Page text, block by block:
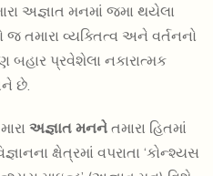
180.00
અજ્ઞાત મનમાં જમા થયેલા
જ તમારા વ્યક્તિત્વ અને વર્તનનો
બહાર પ્રવેશેલા નકારાત્મક
છે.
અજ્ઞાત મનનેતમારા હિતમાં
ક્ષેત્રમાં વપરાતા ‘કોન્શ્યસ